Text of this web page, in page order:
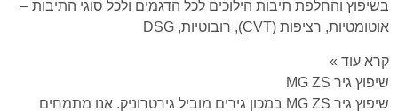
בשיפוץ והחלפת תיבות הילוכים לכל הדגמים ולכל סוגי התיבות –
אוטומטיות, רציפות (CVT), רובוטיות, DSG
קרא עוד »
שיפוץ גיר MG ZS
שיפוץ גיר MG ZS במכון גירים מוביל גירטרוניק. אנו מתמחים